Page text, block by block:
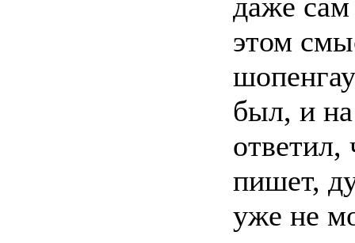
даже
этом
был, и
ответил,
пишет,
уже не